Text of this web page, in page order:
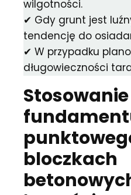
wilgotności.
✔ Gdy grunt jest
tendencję do
✔ W przypadku
długowieczności
Stosowanie
bloczkach